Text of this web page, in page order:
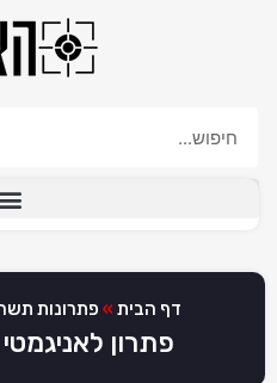
דף הבית » פתרונות
פתרון